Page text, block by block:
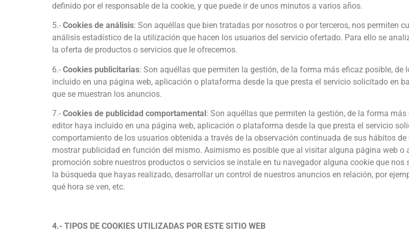
definido por el responsable de la cookie, y que puede ir de unos minutos a varios años.
5.- Cookies de análisis: Son aquéllas que bien tratadas por nosotros o por terceros, nos permiten
análisis estadístico de la utilización que hacen los usuarios del servicio ofertado. Para ello se
la oferta de productos o servicios que le ofrecemos.
6.- Cookies publicitarias: Son aquéllas que permiten la gestión, de la forma más eficaz posible,
incluido en una página web, aplicación o plataforma desde la que presta el servicio solicitado en
que se muestran los anuncios.
7.- Cookies de publicidad comportamental: Son aquéllas que permiten la gestión, de la forma
editor haya incluido en una página web, aplicación o plataforma desde la que presta el servicio
comportamiento de los usuarios obtenida a través de la observación continuada de sus hábitos
mostrar publicidad en función del mismo. Asimismo es posible que al visitar alguna página web
promoción sobre nuestros productos o servicios se instale en tu navegador alguna cookie que
la búsqueda que hayas realizado, desarrollar un control de nuestros anuncios en relación, por
qué hora se ven, etc.
4.- TIPOS DE COOKIES UTILIZADAS POR ESTE SITIO WEB